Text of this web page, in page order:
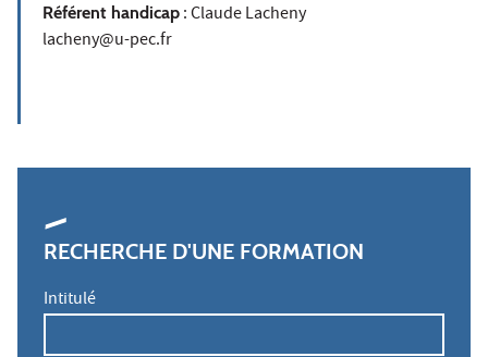
Référent handicap : Claude Lacheny
lacheny@u-pec.fr
RECHERCHE D'UNE FORMATION
Intitulé